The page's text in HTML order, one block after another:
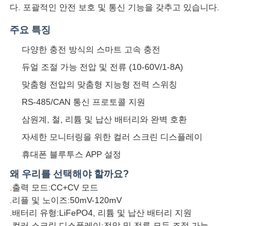
다. 포괄적인 안전 보호 및 통신 기능을 갖추고 있습니다.
주요 특징
다양한 충전 방식의 스마트 고속 충전
듀얼 조절 가능 전압 및 전류 (10-60V/1-8A)
맞춤형 전압의 맞춤형 지능형 전력 스위칭
RS-485/CAN 통신 프로토콜 지원
삼원계, 철, 리튬 및 납산 배터리와 완벽 호환
자세한 모니터링을 위한 컬러 스크린 디스플레이
휴대폰 블루투스 APP 설정
왜 우리를 선택해야 할까요?
.출력 모드:CC+CV 모드
.리플 및 노이즈:50mV-120mV
.배터리 유형:LiFePO4, 리튬 및 납산 배터리 지원